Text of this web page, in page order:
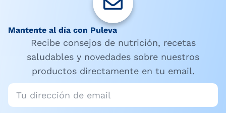
Mantente al día con Puleva
Recibe consejos de nutrición, recetas
saludables y novedades sobre nuestros
productos directamente en tu email.